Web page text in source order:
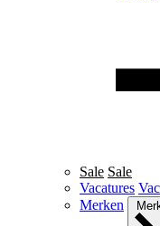
Sale Sale
Vacatures
Merken